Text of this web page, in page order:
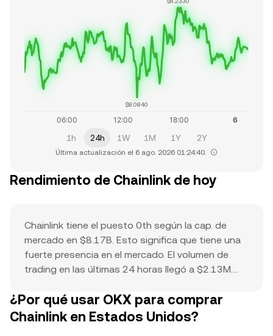
$8.0840
1h 24h 1W 1M 1Y 2Y
Última actualización el 6 ago. 2026 01:24:40.
Rendimiento de Chainlink de hoy
Chainlink tiene el puesto 0th según la cap. de
mercado en $8.17B. Esto significa que tiene una
fuerte presencia en el mercado. El volumen de
trading en las últimas 24 horas llegó a $2.13M.
histórico de $52.99 sirve como punto de
referencia para el movimiento actual del precio y
¿Por qué usar OKX para comprar
Chainlink en Estados Unidos?